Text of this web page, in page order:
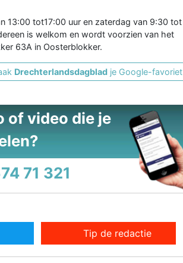
13:00 tot17:00 uur en zaterdag van 9:30 tot
is welkom en wordt voorzien van het
63A in Oosterblokker.
Drechterlandsdagblad je Google-favoriet
of video die je
71 321
Tip de redactie